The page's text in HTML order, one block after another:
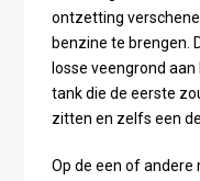
ontzetting
benzine te brengen.
losse veengrond
tank die de eerste
zitten en zelfs een
Op de een of